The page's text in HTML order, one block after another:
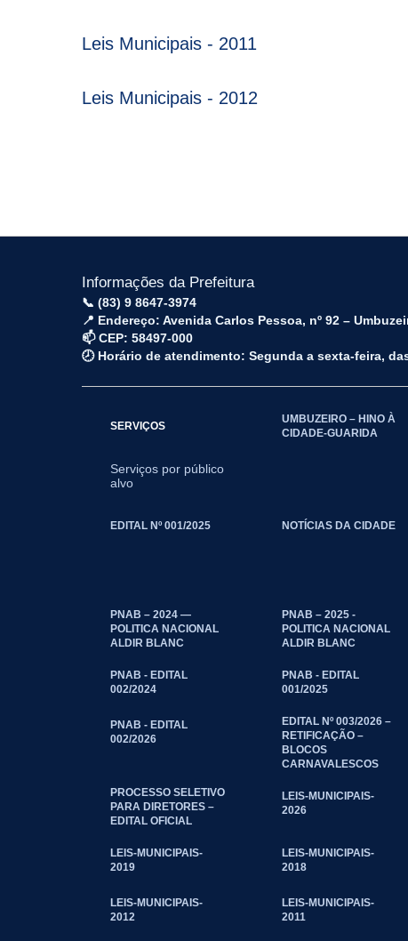
Leis Municipais - 2011
Leis Municipais - 2012
Informações da Prefeitura
📞 (83) 9 8647-3974
📍 Endereço: Avenida Carlos Pessoa, nº 92 –
📫 CEP: 58497-000
🕗 Horário de atendimento: Segunda a sexta-feira,
SERVIÇOS
Serviços por público
alvo
UMBUZEIRO – HINO À
CIDADE-GUARIDA
EDITAL Nº 001/2025 NOTÍCIAS DA CIDADE
PNAB – 2024 —
POLITICA NACIONAL
ALDIR BLANC
PNAB – 2025 -
POLITICA NACIONAL
ALDIR BLANC
PNAB - EDITAL
002/2024
PNAB - EDITAL
001/2025
PNAB - EDITAL
002/2026
EDITAL Nº 003/2026 –
RETIFICAÇÃO –
BLOCOS
CARNAVALESCOS
PROCESSO SELETIVO
PARA DIRETORES –
EDITAL OFICIAL
LEIS-MUNICIPAIS-
2026
LEIS-MUNICIPAIS-
2019
LEIS-MUNICIPAIS-
2018
LEIS-MUNICIPAIS-
2012
LEIS-MUNICIPAIS-
2011